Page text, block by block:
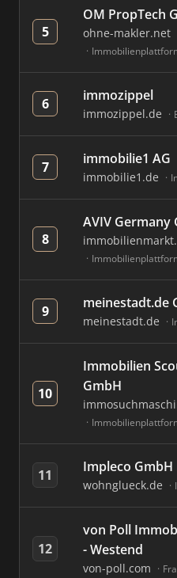
5
OM PropTech
ohne-makler.net
6 immozippel
immozippel.de
7 immobilie1 AG
immobilie1.de
8
AVIV Germany
9 meinestadt.de
meinestadt.de
10
Immobilien
GmbH
11 Impleco GmbH
wohnglueck.de
12
von Poll
- Westend
von-poll.com